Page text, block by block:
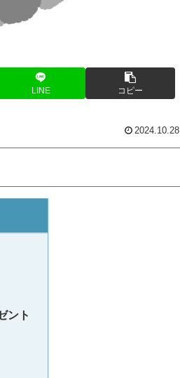
LINE コピー
2024.10.28
ント